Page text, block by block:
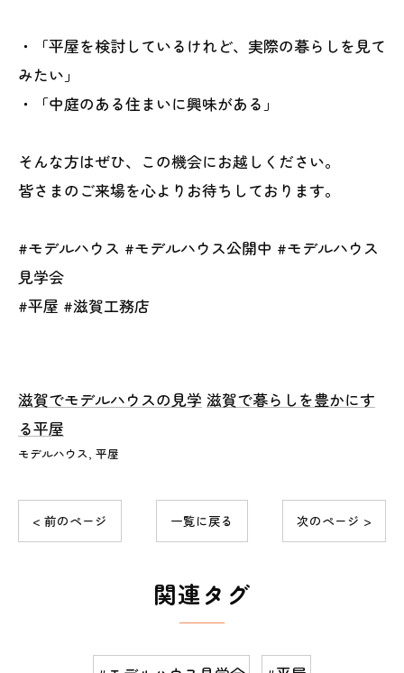
・「平屋を検討しているけれど、実際の暮らしを見て
みたい」
・「中庭のある住まいに興味がある」
そんな方はぜひ、この機会にお越しください。
皆さまのご来場を心よりお待ちしております。
#モデルハウス #モデルハウス公開中 #モデルハウス
見学会
#平屋 #滋賀工務店
滋賀でモデルハウスの見学 滋賀で暮らしを豊かにす
る平屋
モデルハウス 平屋
< 前のページ 一覧に戻る 次のページ >
関連タグ